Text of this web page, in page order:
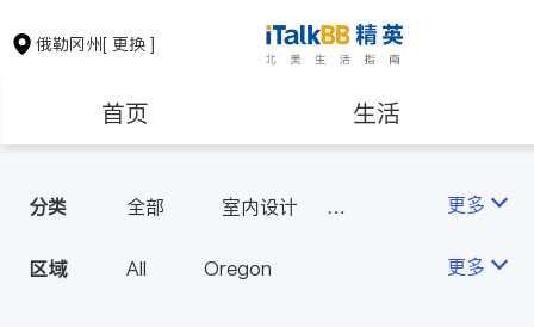
俄勒冈州[ 更换 ]
首页 生活
保险理财
分类 全部
室内设计
更多
区域 All Oregon 更多